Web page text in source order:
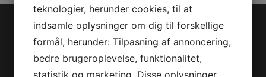
Jet-Trade Powersport
Jegstrupvej 280
teknologier, herunder cookies, til at
indsamle oplysninger om dig til forskellige
formål, herunder: Tilpasning af annoncering,
bedre brugeroplevelse, funktionalitet,
statistik og marketing. Disse oplysninger